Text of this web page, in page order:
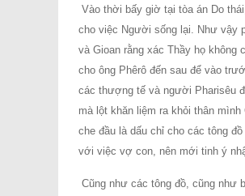
Vào thời bấy giờ tại tòa án Do
cho việc Người sống lại. Như vậy
và Gioan rằng xác Thầy họ không
cho ông Phêrô đến sau để vào
các thượng tế và người Pharisêu
mà lột khăn liệm ra khỏi thân
che đầu là dấu chỉ cho các tông
với việc vợ con, nên mới tinh ý
Cũng như các tông đồ, cũng như